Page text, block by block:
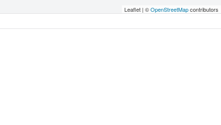
Leaflet | ©OpenStreetMapcontributors